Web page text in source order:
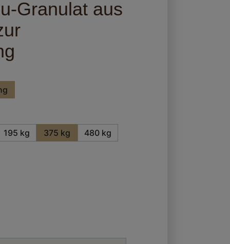
Granulat aus
nicht verfügbar.)
195 kg 375 kg
480 kg